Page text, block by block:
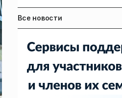
Все новости